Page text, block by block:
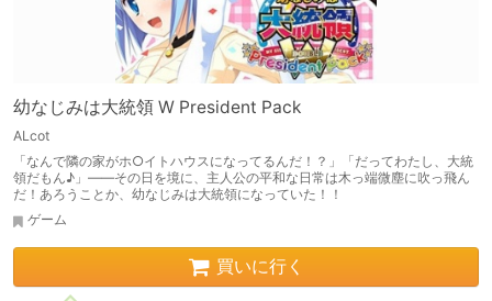
幼なじみは大統領 W President Pack
ALcot
「なんで隣の家がホ○イトハウスになってるんだ！？」「だってわたし、大統
領だもん♪」――その日を境に、主人公の平和な日常は木っ端微塵に吹っ飛ん
だ！あろうことか、幼なじみは大統領になっていた！！
ゲーム
買いに行く